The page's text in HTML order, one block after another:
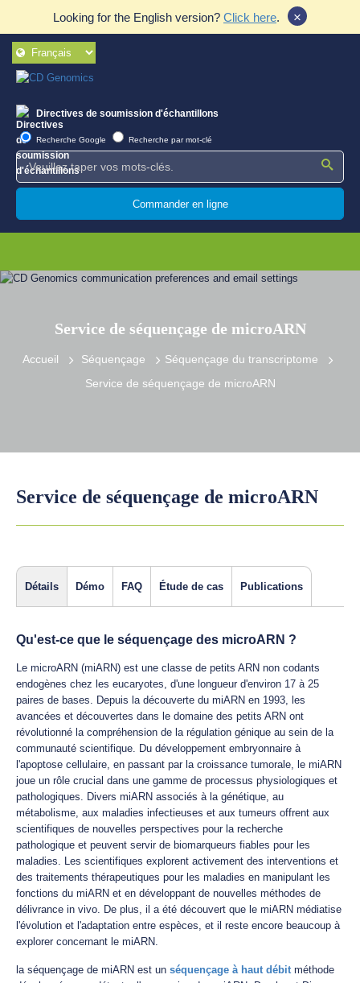
Looking for the English version? Click here. ×
Directives de soumission d'échantillons
Recherche Google Recherche par mot-clé
Commander en ligne
Service de séquençage de microARN
Accueil Séquençage
Séquençage du transcriptome
Service de séquençage de microARN
Service de séquençage de microARN
Détails Démo FAQ Étude de cas Publications
Qu'est-ce que le séquençage des microARN ?
Le microARN (miARN) est une classe de petits ARN non codants
endogènes chez les eucaryotes, d'une longueur d'environ 17 à 25
paires de bases. Depuis la découverte du miARN en 1993, les
avancées et découvertes dans le domaine des petits ARN ont
révolutionné la compréhension de la régulation génique au sein de la
communauté scientifique. Du développement embryonnaire à
l'apoptose cellulaire, en passant par la croissance tumorale, le miARN
joue un rôle crucial dans une gamme de processus physiologiques et
pathologiques. Divers miARN associés à la génétique, au
métabolisme, aux maladies infectieuses et aux tumeurs offrent aux
scientifiques de nouvelles perspectives pour la recherche
pathologique et peuvent servir de biomarqueurs fiables pour les
maladies. Les scientifiques explorent activement des interventions et
des traitements thérapeutiques pour les maladies en manipulant les
fonctions du miARN et en développant de nouvelles méthodes de
délivrance in vivo. De plus, il a été découvert que le miARN médiatise
l'évolution et l'adaptation entre espèces, et il reste encore beaucoup à
explorer concernant le miARN.
la séquençage de miARN est un séquençage à haut débitméthode